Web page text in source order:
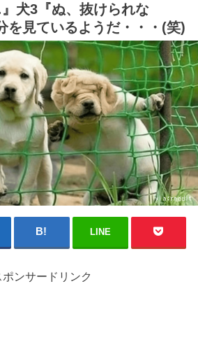
犬3『ぬ、抜けられな
見ているようだ・・・(笑)
LINE
ポンサードリンク